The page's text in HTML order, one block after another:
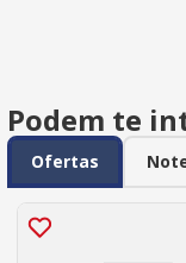
Podem te
Ofertas